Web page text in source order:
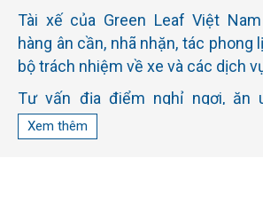
đã có lái xe chuyên nghiệp phục vụ.
Nhiều lựa chọn về loại xe, số
Thoải mái di chuyển bất chấp thời
mưa nặng hạt…), tiết kiệm thời gian.
Tài xế của Green Leaf Việt
hàng ân cần, nhã nhặn, tác phong
bộ trách nhiệm về xe và các dịch
Tư vấn địa điểm nghỉ ngơi, ăn
đường nếu được khách yêu cầu.
Hỗ trợ khách hàng thăm quan, di
đưa đón khách đến đúng thời
Xem thêm